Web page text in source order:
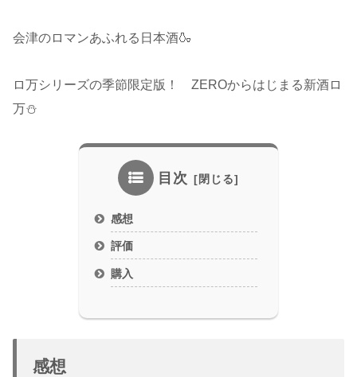
会津のロマンあふれる日本酒🍶
ロ万シリーズの季節限定版！ ZEROからはじまる新酒ロ
万⛄
目次
感想
評価
購入
感想